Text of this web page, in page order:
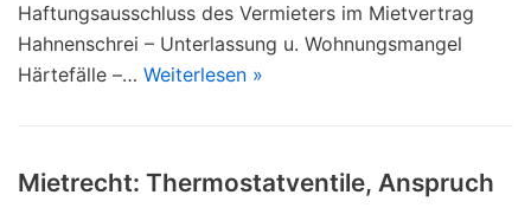
Haftungsausschluss des Vermieters im Mietvertrag
Hahnenschrei – Unterlassung u. Wohnungsmangel
Härtefälle –… Weiterlesen »
Mietrecht: Thermostatventile, Anspruch